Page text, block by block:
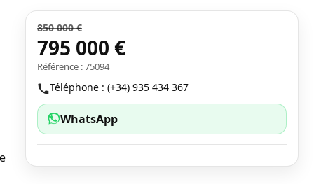
850 000 €
795 000 €
Référence : 75094
Téléphone : (+34) 935 434 367
WhatsApp